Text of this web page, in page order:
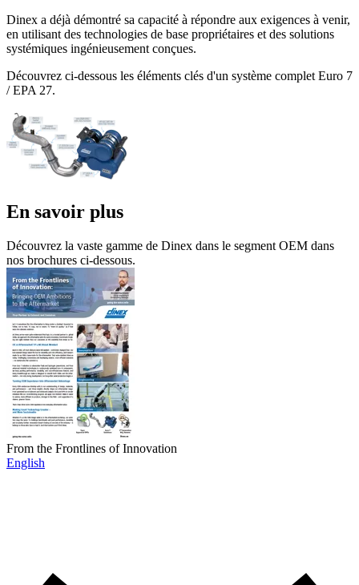
Dinex a déjà démontré sa capacité à répondre aux exigences à venir,
en utilisant des technologies de base propriétaires et des solutions
systémiques ingénieusement conçues.
Découvrez ci-dessous les éléments clés d'un système complet Euro 7
/ EPA 27.
En savoir plus
Découvrez la vaste gamme de Dinex dans le segment OEM dans
nos brochures ci-dessous.
From the Frontlines of Innovation
English